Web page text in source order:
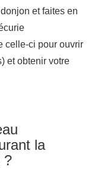
et faites en
celle-ci pour ouvrir
et obtenir votre
la
?